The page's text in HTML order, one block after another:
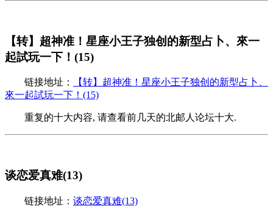
【转】超神准！星座小王子独创的新型占卜、來一
起試玩一下！(15)
链接地址：
【转】超神准！星座小王子独创的新型占卜、
來一起試玩一下！(15)
重复的十大内容, 请查看前几天的北邮人论坛十大.
谈恋爱真难(13)
链接地址： 谈恋爱真难(13)